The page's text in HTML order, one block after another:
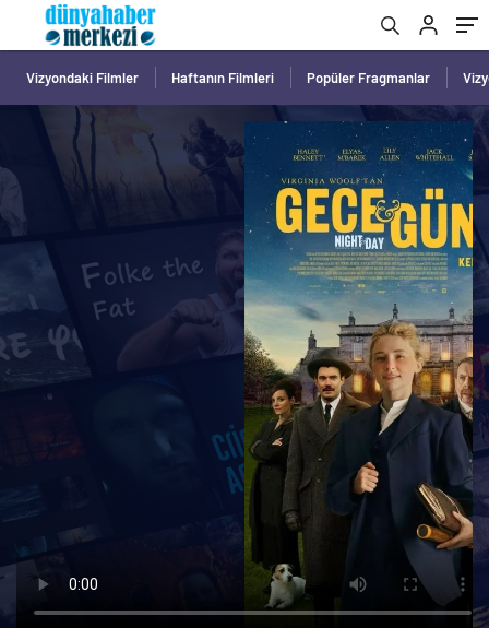
Vizyondaki Filmler Haftanın Filmleri Popüler Fragmanlar